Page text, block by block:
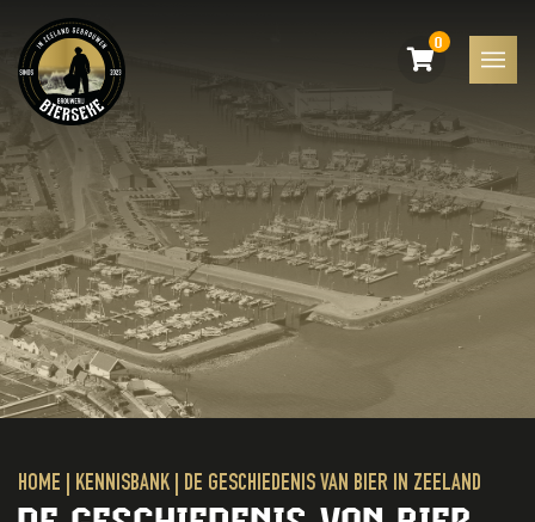
0
HOME KENNISBANK DE GESCHIEDENIS VAN BIER IN ZEELAND